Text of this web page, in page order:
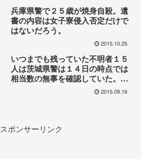
兵庫県警で２５歳が焼身自殺。遺
書の内容は女子寮侵入否定だけで
はないだろう。
2015.10.25
いつまでも残っていた不明者１５
人は茨城県警は１４日の時点では
相当数の無事を確認していた。し
かも一人は実在しない人間だった
という。情報共有悪すぎ。
2015.09.16
スポンサーリンク